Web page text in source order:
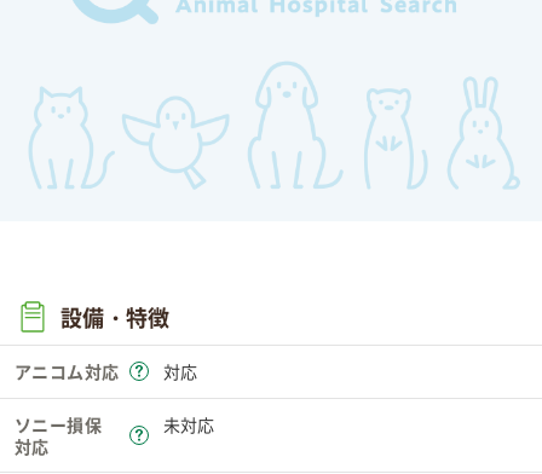
設備・特徴
アニコム対応 対応
ソニー損保
対応
未対応